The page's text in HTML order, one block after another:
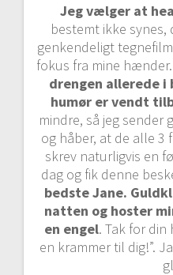
Jeg vælger at
bestemt ikke
genkendeligt
fokus fra mine hænder.
drengen allerede i
humør er vendt
mindre, så jeg sender
og håber, at de alle 3
skrev naturligvis en
dag og fik denne
bedste Jane.
natten og hoster
en engel. Tak for
en krammer til dig!”.